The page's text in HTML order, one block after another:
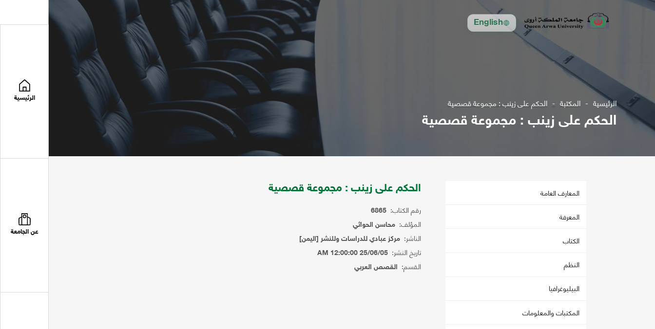
English
الرئيسية
عن الجامعة
الرئيسية المكتبة الحكم على زينب : مجموعة قصصية
الحكم على زينب : مجموعة قصصية
المعارف العامة
المعرفة
الكتاب
النظم
البيليوغرافيا
المكتبات والمعلومات
الحكم على زينب : مجموعة قصصية
رقم الكتاب: 6865
المؤلف: محاسن الحواثي
الناشر: مركز عبادي للدراسات وللنشر [اليمن]
تاريخ النشر: 25/06/05 12:00:00 AM
القسم: القصص العربي